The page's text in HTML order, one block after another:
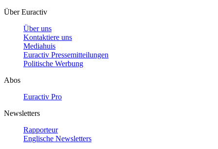
Über Euractiv
Über uns
Kontaktiere uns
Mediahuis
Euractiv Pressemitteilungen
Politische Werbung
Abos
Euractiv Pro
Newsletters
Rapporteur
Englische Newsletters